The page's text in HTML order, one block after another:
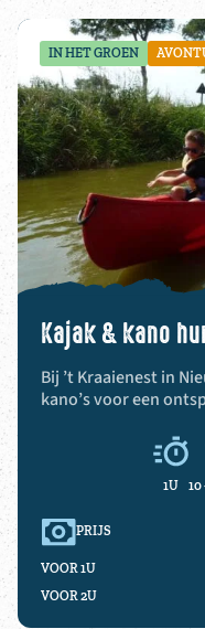
IN HET GROEN
Kajak & kano
Bij ’t Kraaienest in
kano’s voor een
1U 10
PRIJS
VOOR 1U
VOOR 2U